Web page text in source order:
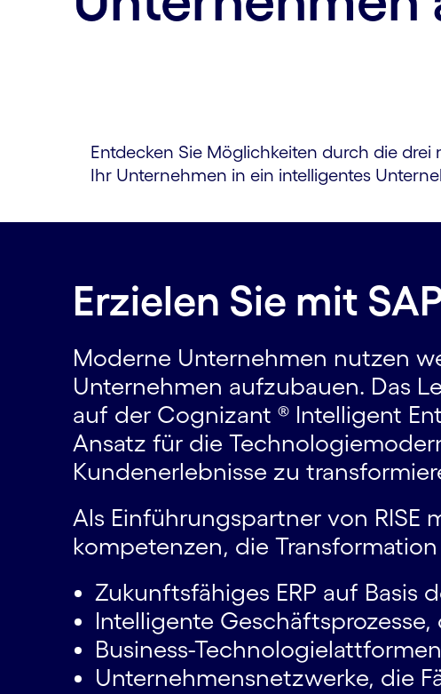
Entdecken Sie Möglichkeiten durch die
Ihr Unter­nehmen in ein intelligentes
Erzielen Sie mit
Moderne Unternehmen nutzen
Unternehmen aufzubauen. Das
auf der Cognizant ® Intelligent
Ansatz für die
Kundenerlebnisse zu
Als Einführungspartner von
kompetenzen, die
Zukunftsfähiges ERP auf Basis
Intelligente
Business-
Unternehmens­netzwerke, die